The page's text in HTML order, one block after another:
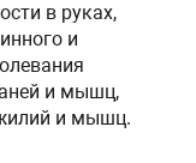
в руках,
и
и мышц,
и мышц.